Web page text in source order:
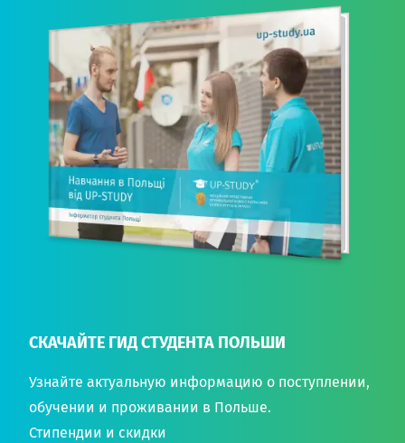
СКАЧАЙТЕ ГИД СТУДЕНТА ПОЛЬШИ
Узнайте актуальную информацию о поступлении,
обучении и проживании в Польше.
Стипендии и скидки